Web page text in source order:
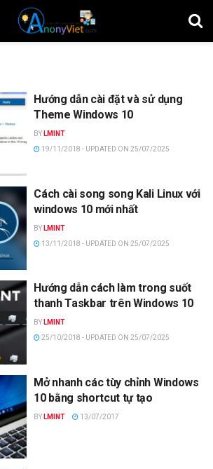
Hướng dẫn cài đặt và sử dụng
Theme Windows 10
BY LMINT
19/11/2018 - UPDATED ON 25/07/2025
Cách cài song song Kali Linux với
windows 10 mới nhất
BY LMINT
13/11/2018 - UPDATED ON 25/07/2025
Hướng dẫn cách làm trong suốt
thanh Taskbar trên Windows 10
BY LMINT
25/10/2018 - UPDATED ON 25/07/2025
Mở nhanh các tùy chỉnh Windows
10 bằng shortcut tự tạo
BY LMINT 13/07/2017